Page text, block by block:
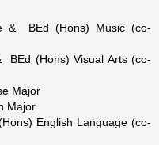
& BEd (Hons) Music (co-
BEd (Hons) Visual Arts (co-
Major
Major
English Language (co-